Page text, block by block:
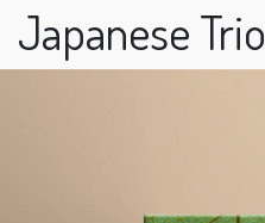
Japanese Trio